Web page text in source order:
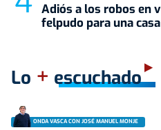
Adiós a los robos en
felpudo para una
Lo + escuchado
ONDA VASCA CON JOSÉ MANUEL MONJE